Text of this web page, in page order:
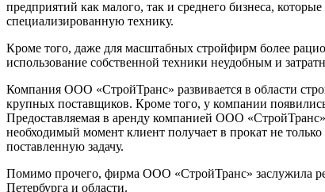
предприятий как малого, так и среднего бизнеса,
специализированную технику.
Кроме того, даже для масштабных стройфирм более
использование собственной техники неудобным и
Компания ООО «СтройТранс» развивается в области
крупных поставщиков. Кроме того, у компании
Предоставляемая в аренду компанией ООО
необходимый момент клиент получает в прокат не
поставленную задачу.
Помимо прочего, фирма ООО «СтройТранс» заслужила
Петербурга и области.